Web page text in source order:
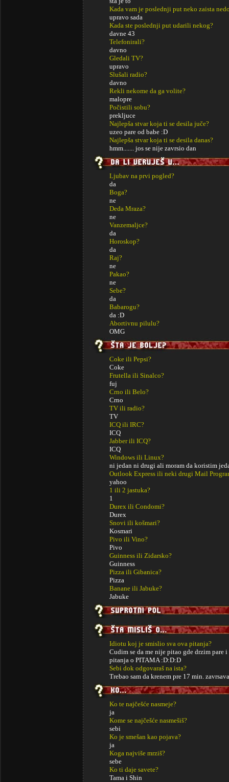
Kada vam je poslednji put neko zaista
upravo sada
Kada ste poslednji put udarili nekog?
davne 43
Telefonirali?
davno
Gledali TV?
upravo
Slušali radio?
davno
Rekli nekome da ga volite?
malopre
Počistili sobu?
prekljuce
Najlepša stvar koja ti se desila juče?
uzeo pare od babe :D
Najlepša stvar koja ti se desila danas?
hmm....... jos se nije zavrsio dan
Ljubav na prvi pogled?
da
Boga?
ne
Deda Mraza?
ne
Vanzemaljce?
da
Horoskop?
da
Raj?
ne
Pakao?
ne
Sebe?
da
Babarogu?
da :D
Abortivnu pilulu?
OMG
Coke ili Pepsi?
Coke
Frutella ili Sinalco?
fuj
Crno ili Belo?
Crno
TV ili radio?
TV
ICQ ili IRC?
ICQ
Jabber ili ICQ?
ICQ
Windows ili Linux?
ni jedan ni drugi ali moram da koristim
Outlook Express ili neki drugi Mail
yahoo
1 ili 2 jastuka?
1
Durex ili Condomi?
Durex
Snovi ili košmari?
Kosmari
Pivo ili Vino?
Pivo
Guinness ili Zidarsko?
Guinness
Pizza ili Gibanica?
Pizza
Banane ili Jabuke?
Jabuke
Idiotu koj je smislio sva ova pitanja?
Cudim se da me nije pitao gde drzim pare
pitanja o PITAMA :D:D:D
Sebi dok odgovaraš na ista?
Trebao sam da krenem pre 17 min.
Ko te najčešće nasmeje?
ja
Kome se najčešće nasmešiš?
sebi
Ko je smešan kao pojava?
ja
Koga najviše mrziš?
sebe
Ko ti daje savete?
Tama i Shin